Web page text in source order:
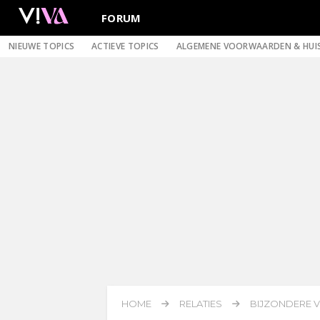
FORUM
NIEUWE TOPICS ACTIEVE TOPICS ALGEMENE VOORWAARDEN &
HOME RELATIES BIJZONDERE